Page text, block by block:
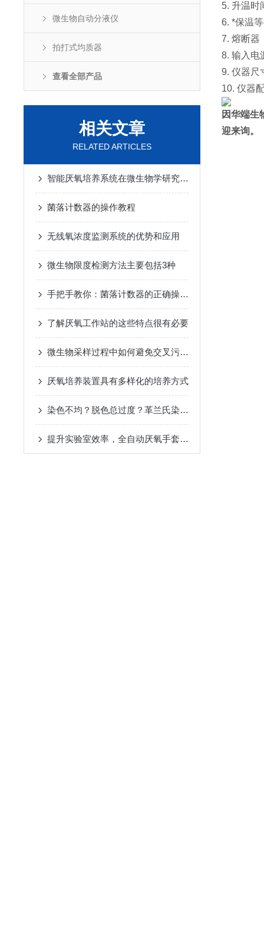
微生物自动分液仪
拍打式均质器
查看全部产品
相关文章
RELATED ARTICLES
智能厌氧培养系统在微生物学研究中的应用前景
菌落计数器的操作教程
无线氧浓度监测系统的优势和应用
微生物限度检测方法主要包括3种
手把手教你：菌落计数器的正确操作方法
了解厌氧工作站的这些特点很有必要
微生物采样过程中如何避免交叉污染？
厌氧培养装置具有多样化的培养方式
染色不均？脱色总过度？革兰氏染色痛点一次解决！
提升实验室效率，全自动厌氧手套箱如何改变工作方式
5. 升温时
6. *保温
7. 熔断器
8. 输入电
9. 仪器尺
10. 仪器
因华端生
迎来询。